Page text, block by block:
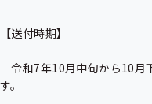
【送付時期】
令和7年10月中旬から10月
す。